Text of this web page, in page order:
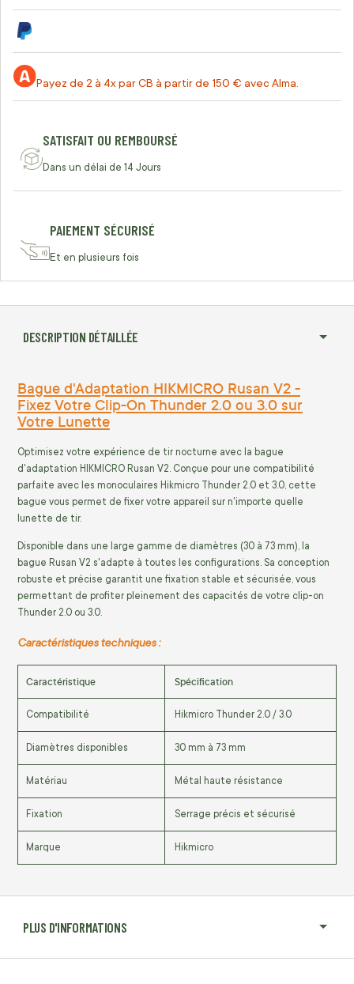
Payez de 2 à 4x par CB à partir de 150 € avec Alma.
SATISFAIT OU REMBOURSÉ
Dans un délai de 14 Jours
PAIEMENT SÉCURISÉ
Et en plusieurs fois
DESCRIPTION DÉTAILLÉE
PLUS D'INFORMATIONS
Bague d'Adaptation HIKMICRO Rusan V2 -
Fixez Votre Clip-On Thunder 2.0 ou 3.0 sur
Votre Lunette
Optimisez votre expérience de tir nocturne avec la bague
d'adaptation HIKMICRO Rusan V2. Conçue pour une compatibilité
parfaite avec les monoculaires Hikmicro Thunder 2.0 et 3.0, cette
bague vous permet de fixer votre appareil sur n'importe quelle
lunette de tir.
Disponible dans une large gamme de diamètres (30 à 73 mm), la
bague Rusan V2 s'adapte à toutes les configurations. Sa conception
robuste et précise garantit une fixation stable et sécurisée, vous
permettant de profiter pleinement des capacités de votre clip-on
Thunder 2.0 ou 3.0.
Caractéristiques techniques :
Caractéristique Spécification
Compatibilité Hikmicro Thunder 2.0 / 3.0
Diamètres disponibles 30 mm à 73 mm
Matériau Métal haute résistance
Fixation Serrage précis et sécurisé
Marque Hikmicro